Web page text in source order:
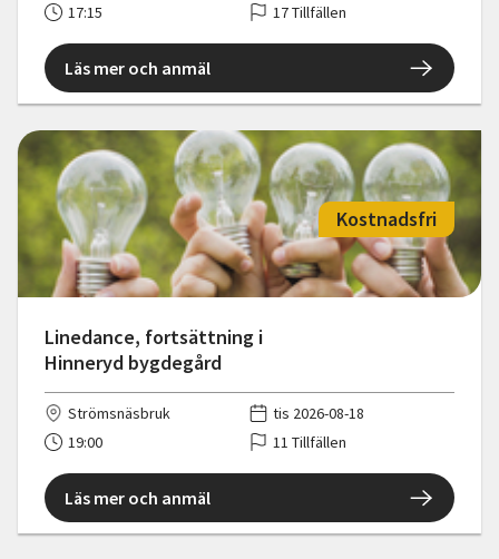
17:15
17 Tillfällen
Läs mer och anmäl
Linedance, fortsättning i
Hinneryd bygdegård
Kostnadsfri
Strömsnäsbruk
tis 2026-08-18
19:00
11 Tillfällen
Läs mer och anmäl